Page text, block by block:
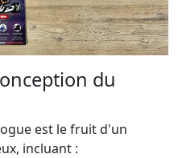
du
est le fruit d'un
incluant :